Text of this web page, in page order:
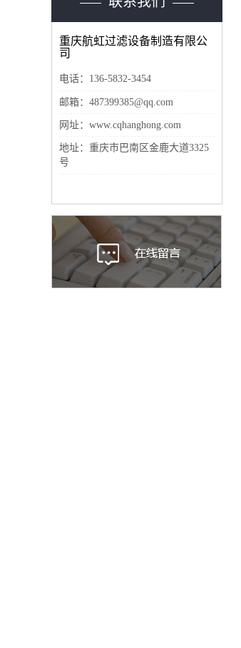
重庆航虹过滤设备制造有限公
司
电话： 136-5832-3454
邮箱： 487399385@qq.com
网址：www.cqhanghong.com
地址：重庆市巴南区金鹿大道3325
号